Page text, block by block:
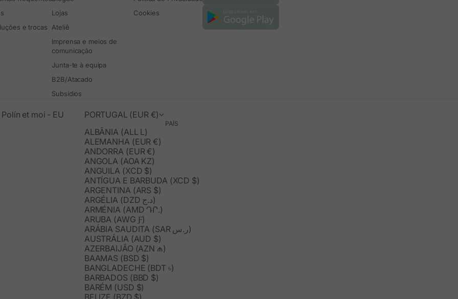
e trocas
Lojas
Ateliê
Imprensa e meios de
comunicação
Junta-te à equipa
B2B/Atacado
Subsídios
Cookies
PORTUGAL (EUR €)
PAÍS
ALBÂNIA (ALL L)
ALEMANHA (EUR €)
ANDORRA (EUR €)
ANGOLA (AOA KZ)
ANGUILA (XCD $)
ANTÍGUA E BARBUDA (XCD $)
ARGENTINA (ARS $)
ARGÉLIA (DZD د.ج)
ARMÉNIA (AMD ԴՐ.)
ARUBA (AWG Ƒ)
ARÁBIA SAUDITA (SAR ر.س)
AUSTRÁLIA (AUD $)
AZERBAIJÃO (AZN ₼)
BAAMAS (BSD $)
BANGLADECHE (BDT ৳)
BARBADOS (BBD $)
BARÉM (USD $)
et moi - EU